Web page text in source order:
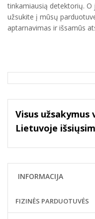
tinkamiausią detektorių.
užsukite į mūsų
aptarnavimas ir išsamūs
Visus užsakymus
Lietuvoje
INFORMACIJA
FIZINĖS PARDUOTUVĖS